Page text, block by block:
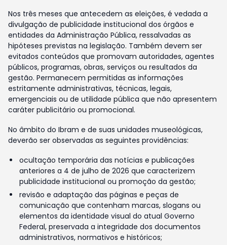
Nos três meses que antecedem as eleições, é vedada a
divulgação de publicidade institucional dos órgãos e
entidades da Administração Pública, ressalvadas as
hipóteses previstas na legislação. Também devem ser
evitados conteúdos que promovam autoridades, agentes
públicos, programas, obras, serviços ou resultados da
gestão. Permanecem permitidas as informações
estritamente administrativas, técnicas, legais,
emergenciais ou de utilidade pública que não apresentem
caráter publicitário ou promocional.
No âmbito do Ibram e de suas unidades museológicas,
deverão ser observadas as seguintes providências:
ocultação temporária das notícias e publicações
anteriores a 4 de julho de 2026 que caracterizem
publicidade institucional ou promoção da gestão;
revisão e adaptação das páginas e peças de
comunicação que contenham marcas, slogans ou
elementos da identidade visual do atual Governo
Federal, preservada a integridade dos documentos
administrativos, normativos e históricos;